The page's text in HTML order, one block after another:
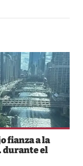
fianza a la
durante el